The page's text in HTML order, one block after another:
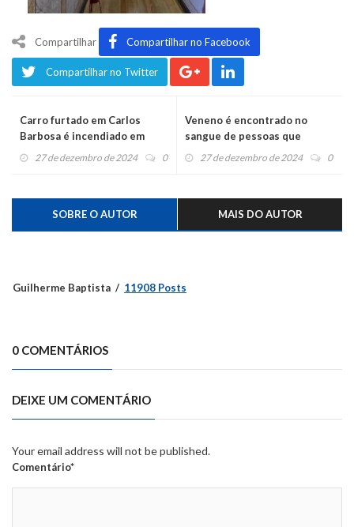
Compartilhar Compartilhar no Facebook
Compartilhar no Twitter
Carro furtado em Carlos
Barbosa é incendiado em
Salvador do Sul
27 de dezembro de 2024 0
Veneno é encontrado no
sangue de pessoas que
comeram o bolo em Torres
27 de dezembro de 2024 0
SOBRE O AUTOR MAIS DO AUTOR
Guilherme Baptista 11908 Posts
0 COMENTÁRIOS
DEIXE UM COMENTÁRIO
Your email address will not be published.
Comentário*